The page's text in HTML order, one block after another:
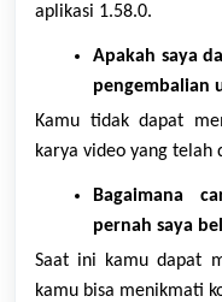
aplikasi 1.58.0.
Apakah saya
pengembalian
Kamu tidak dapat
karya video yang telah
Bagaimana
pernah saya
Saat ini kamu dapat
kamu bisa menikmati